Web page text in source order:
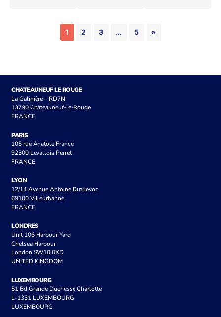
1 2 3 … 5 »
CHATEAUNEUF LE ROUGE
La Galinière – RD7N
13790 Châteauneuf-le-Rouge
FRANCE
PARIS
105 rue Anatole France
92300 Levallois Perret
FRANCE
LYON
12/14 Avenue Antoine Dutrievoz
69100 Villeurbanne
FRANCE
LONDRES
Unit 106 Harbour Yard
Chelsea Harbour
London SW10 0XD
UNITED KINGDOM
LUXEMBOURG
51 Bd Grande Duchesse Charlotte
L-1331 LUXEMBOURG
LUXEMBOURG